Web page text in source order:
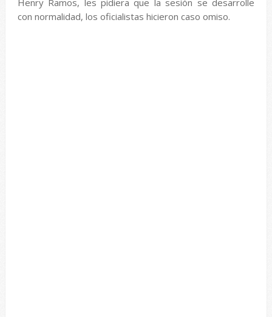
Henry Ramos, les pidiera que la sesión se desarrolle
con normalidad, los oficialistas hicieron caso omiso.